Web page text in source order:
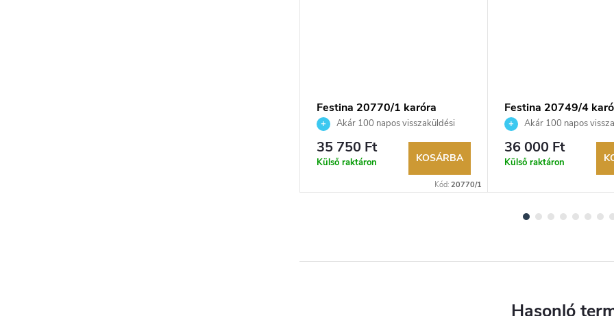
Festina 20770/1 karóra
Akár 100 napos visszaküldési
lehetőség. Hivatalos márkakereskedő.
35 750 Ft
Külső raktáron KOSÁRBA
Kód: 20770/1
Festina 20749/4
Akár 100 napos
lehetőség. Hivatalos
36 000 Ft
Külső raktáron